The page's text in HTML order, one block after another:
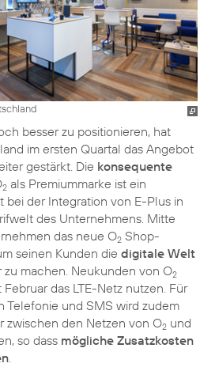
besser zu positionieren, hat
im ersten Quartal das Angebot
gestärkt. Die konsequente
2 als Premiummarke ist ein
bei der Integration von E-Plus in
des Unternehmens. Mitte
das neue O2 Shop-
seinen Kunden die digitale Welt
machen. Neukunden von O2
das LTE-Netz nutzen. Für
Telefonie und SMS wird zudem
zwischen den Netzen von O2 und
so dass mögliche Zusatzkosten
.